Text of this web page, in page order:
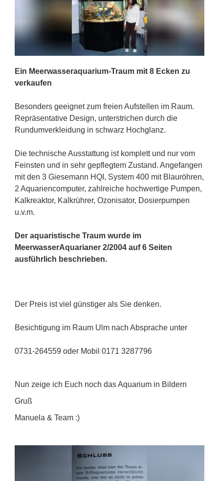
Ein Meerwasseraquarium-Traum mit 8 Ecken zu
verkaufen
Besonders geeignet zum freien Aufstellen im Raum.
Repräsentative Design, unterstrichen durch die
Rundumverkleidung in schwarz Hochglanz.
Die technische Ausstattung ist komplett und nur vom
Feinsten und in sehr gepflegtem Zustand. Angefangen
mit den 3 Giesemann HQI, System 400 mit Blauröhren,
2 Aquariencomputer, zahlreiche hochwertige Pumpen,
Kalkreaktor, Kalkrührer, Ozonisator, Dosierpumpen
u.v.m.
Der aquaristische Traum wurde im
MeerwasserAquarianer 2/2004 auf 6 Seiten
ausführlich beschrieben.
Der Preis ist viel günstiger als Sie denken.
Besichtigung im Raum Ulm nach Absprache unter
0731-264559 oder Mobil 0171 3287796
Nun zeige ich Euch noch das Aquarium in Bildern
Gruß
Manuela & Team :)